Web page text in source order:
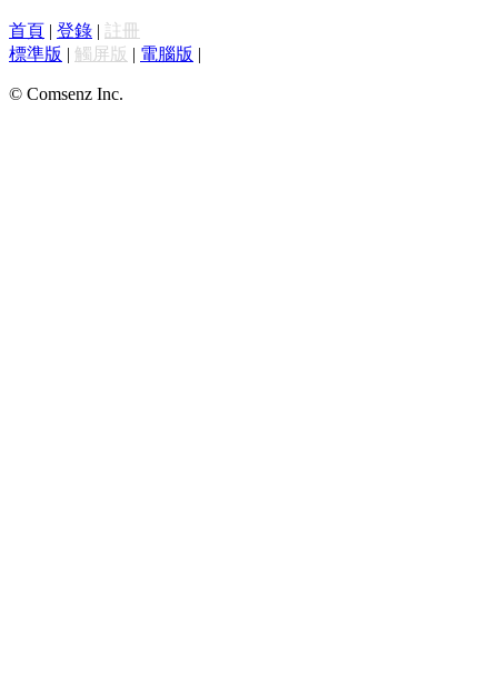
首頁 | 登錄 | 註冊
標準版 | 觸屏版 | 電腦版 |
© Comsenz Inc.